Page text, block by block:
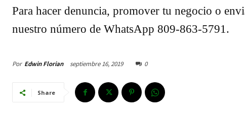
Para hacer denuncia, promover tu negocio o
nuestro número de WhatsApp 809-863-5791.
Por Edwin Florian septiembre 16, 2019 0
Share